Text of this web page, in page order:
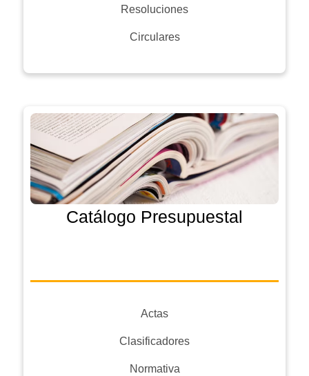
Resoluciones
Circulares
Catálogo Presupuestal
Actas
Clasificadores
Normativa